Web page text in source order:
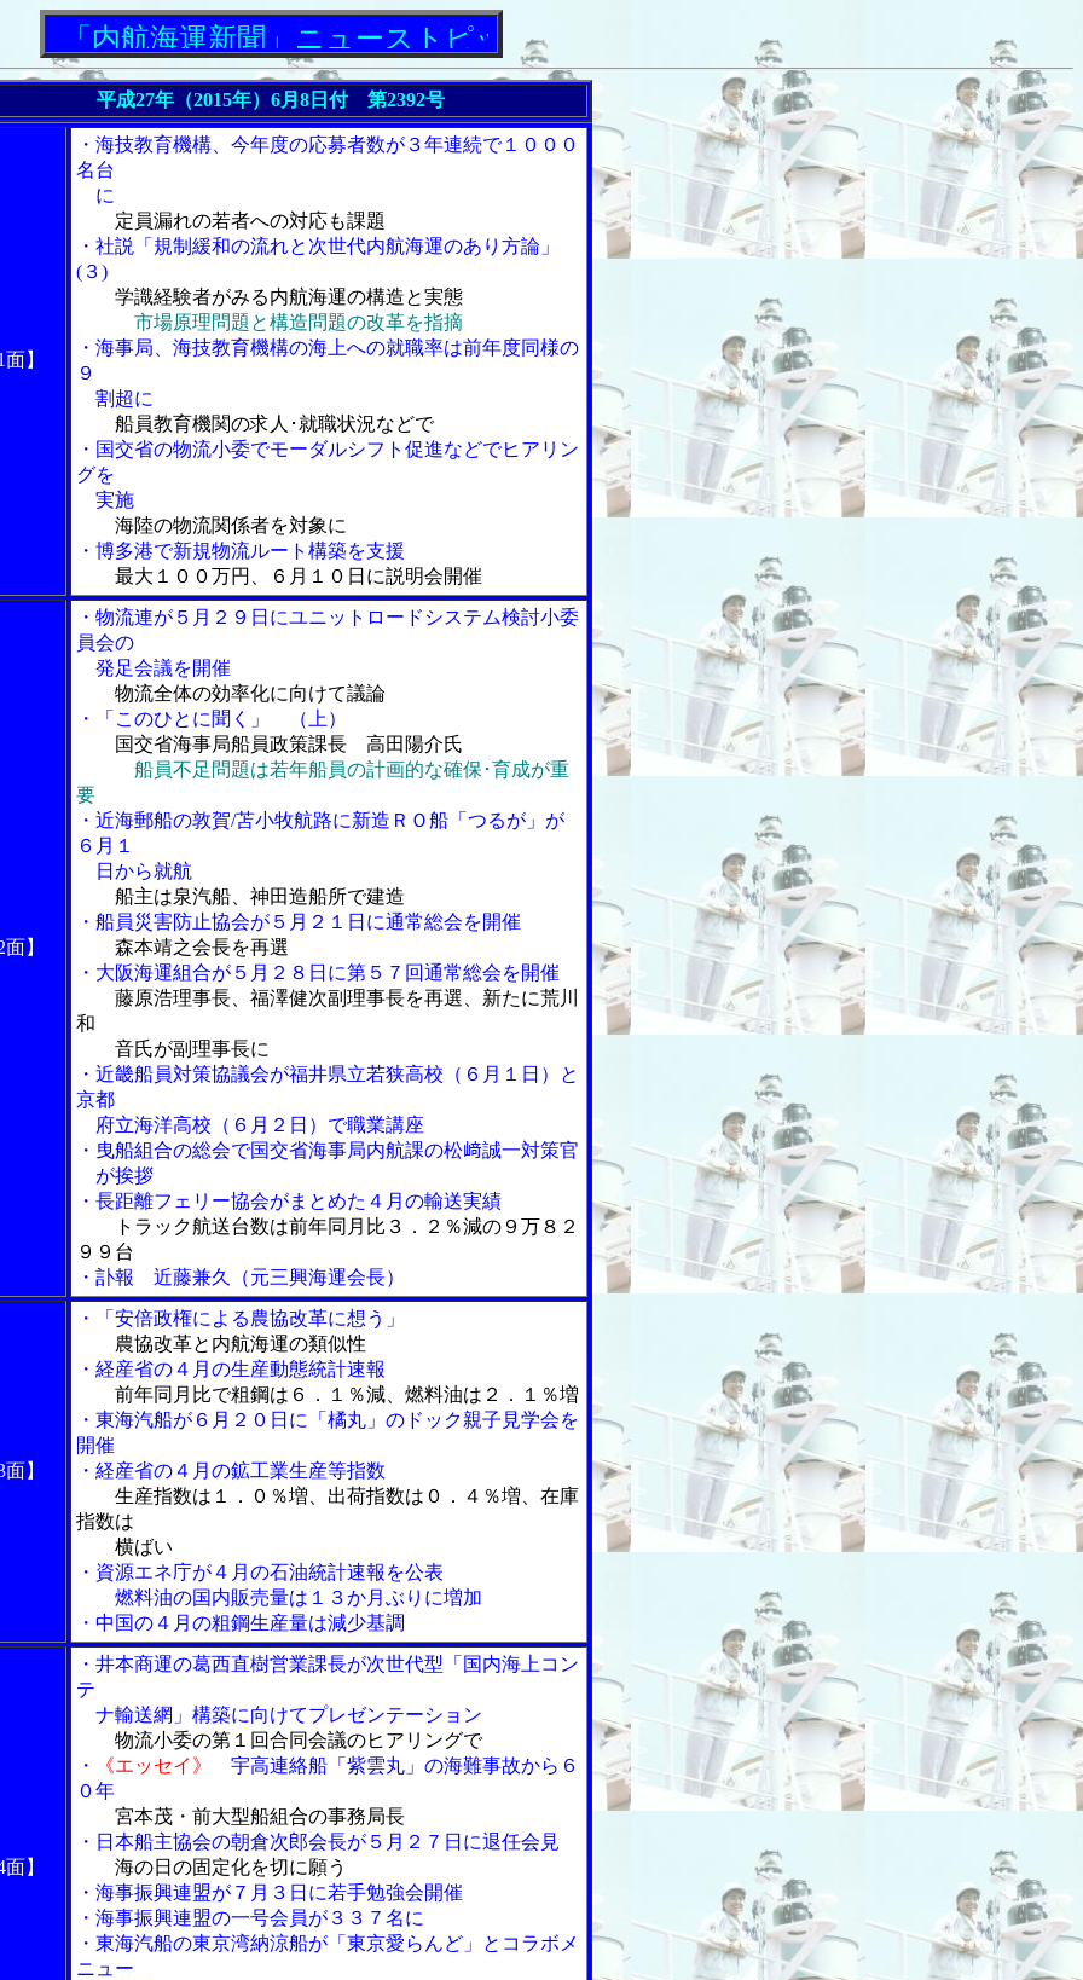
内航海運新聞」ニューストピックス
平成27年（2015年）6月8日付 第2392号
】
・海技教育機構、今年度の応募者数が３年連続で１０００
名台
に
定員漏れの若者への対応も課題
・社説「規制緩和の流れと次世代内航海運のあり方論」
(３)
学識経験者がみる内航海運の構造と実態
市場原理問題と構造問題の改革を指摘
・海事局、海技教育機構の海上への就職率は前年度同様の
９
割超に
船員教育機関の求人･就職状況などで
・国交省の物流小委でモーダルシフト促進などでヒアリン
グを
実施
海陸の物流関係者を対象に
・博多港で新規物流ルート構築を支援
最大１００万円、６月１０日に説明会開催
】
・物流連が５月２９日にユニットロードシステム検討小委
員会の
発足会議を開催
物流全体の効率化に向けて議論
・「このひとに聞く」 （上）
国交省海事局船員政策課長 高田陽介氏
船員不足問題は若年船員の計画的な確保･育成が重
要
・近海郵船の敦賀/苫小牧航路に新造ＲＯ船「つるが」が
６月１
日から就航
船主は泉汽船、神田造船所で建造
・船員災害防止協会が５月２１日に通常総会を開催
森本靖之会長を再選
・大阪海運組合が５月２８日に第５７回通常総会を開催
藤原浩理事長、福澤健次副理事長を再選、新たに荒川
和
音氏が副理事長に
・近畿船員対策協議会が福井県立若狭高校（６月１日）と
京都
府立海洋高校（６月２日）で職業講座
・曳船組合の総会で国交省海事局内航課の松﨑誠一対策官
が挨拶
・長距離フェリー協会がまとめた４月の輸送実績
トラック航送台数は前年同月比３．２％減の９万８２
９９台
・訃報 近藤兼久（元三興海運会長）
】
・「安倍政権による農協改革に想う」
農協改革と内航海運の類似性
・経産省の４月の生産動態統計速報
前年同月比で粗鋼は６．１％減、燃料油は２．１％増
・東海汽船が６月２０日に「橘丸」のドック親子見学会を
開催
・経産省の４月の鉱工業生産等指数
生産指数は１．０％増、出荷指数は０．４％増、在庫
指数は
横ばい
・資源エネ庁が４月の石油統計速報を公表
燃料油の国内販売量は１３か月ぶりに増加
・中国の４月の粗鋼生産量は減少基調
】
・井本商運の葛西直樹営業課長が次世代型「国内海上コン
テ
ナ輸送網」構築に向けてプレゼンテーション
物流小委の第１回合同会議のヒアリングで
・
《エッセイ》
宇高連絡船「紫雲丸」の海難事故から６
０年
宮本茂・前大型船組合の事務局長
・日本船主協会の朝倉次郎会長が５月２７日に退任会見
海の日の固定化を切に願う
・海事振興連盟が７月３日に若手勉強会開催
・海事振興連盟の一号会員が３３７名に
・東海汽船の東京湾納涼船が「東京愛らんど」とコラボメ
ニュー